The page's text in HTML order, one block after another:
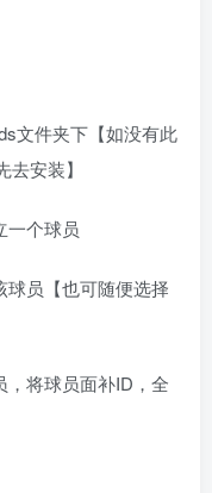
文件夹下【如没有此
安装】
一个球员
员【也可随便选择
将球员面补ID，全